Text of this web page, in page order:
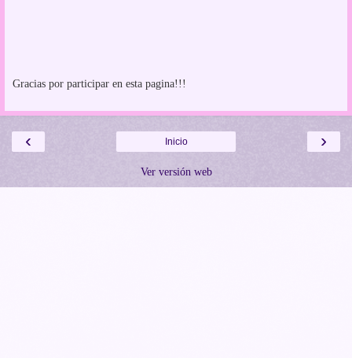
Gracias por participar en esta pagina!!!
‹ ›
Inicio
Ver versión web